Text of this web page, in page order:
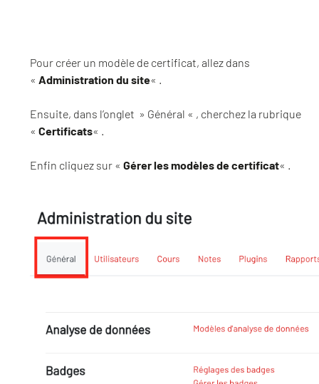
Pour créer un modèle de certificat, allez dans
« Administration du site« .
Ensuite, dans l’onglet » Général « , cherchez la rubrique
« Certificats« .
Enfin cliquez sur « Gérer les modèles de certificat« .